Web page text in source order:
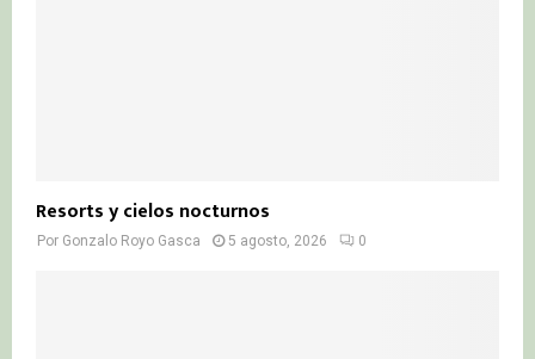
Resorts y cielos nocturnos
Por Gonzalo Royo Gasca 5 agosto, 2026 0